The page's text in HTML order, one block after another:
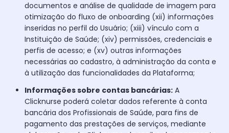
documentos e análise de qualidade de imagem para
otimização do fluxo de onboarding (xii) informações
inseridas no perfil do Usuário; (xiii) vínculo com a
Instituição de Saúde; (xiv) permissões, credenciais e
perfis de acesso; e (xv) outras informações
necessárias ao cadastro, à administração da conta e
à utilização das funcionalidades da Plataforma;
Informações sobre contas bancárias: A
Clicknurse poderá coletar dados referente à conta
bancária dos Profissionais de Saúde, para fins de
pagamento das prestações de serviços, mediante